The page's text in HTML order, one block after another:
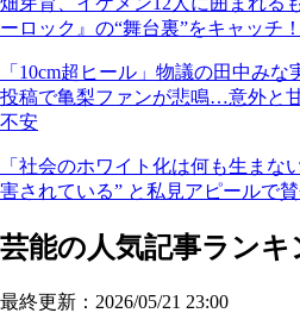
ーロック』の“舞台裏”をキャッチ！
「10cm超ヒール」物議の田中み
投稿で亀梨ファンが悲鳴…意外と
不安
「社会のホワイト化は何も生まな
害されている” と私見アピールで
芸能の人気記事ランキ
最終更新：2026/05/21 23:00